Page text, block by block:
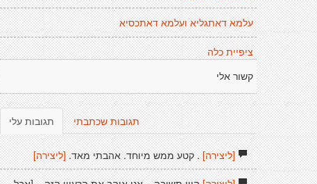
עלמא דאתגליא ועלמא דאתכסיא
ציפיית כלה
קשור אלי
תגובות עלי תגובות שכתבתי
[ליצירה]. קטע ממש מיוחד. אהבתי מאד. [ליצירה]